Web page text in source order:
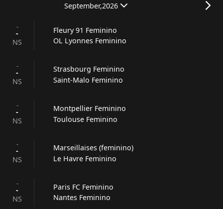
September,2026
-
-
NS
Fleury 91 Feminino
OL Lyonnes Feminino
-
-
NS
Strasbourg Feminino
Saint-Malo Feminino
-
-
NS
Montpellier Feminino
Toulouse Feminino
-
-
NS
Marseillaises (feminino)
Le Havre Feminino
-
-
NS
Paris FC Feminino
Nantes Feminino